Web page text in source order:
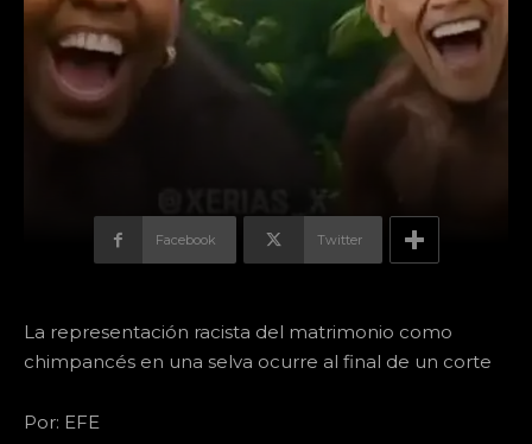
Facebook Twitter
La representación racista del matrimonio como
chimpancés en una selva ocurre al final de un corte
Por: EFE